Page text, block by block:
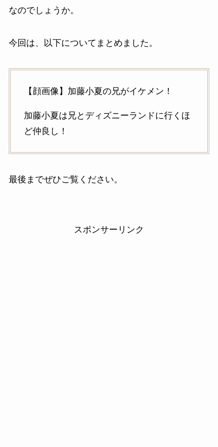
なのでしょうか。
今回は、以下についてまとめました。
【顔画像】加藤小夏の兄がイケメン！
加藤小夏は兄とディズニーランドに行くほ
ど仲良し！
最後までぜひご覧ください。
スポンサーリンク